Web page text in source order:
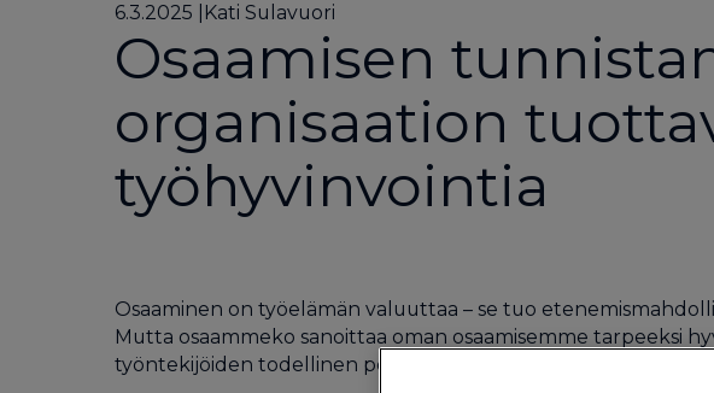
6.3.2025 Kati Sulavuori
Osaamisen
organisaation
työhyvinvointia
Osaaminen on työelämän valuuttaa – se tuo
Mutta osaammeko sanoittaa oman osaamisemme tarpeeksi
työntekijöiden todellinen potentiaali tunnistetaan ja kuinka